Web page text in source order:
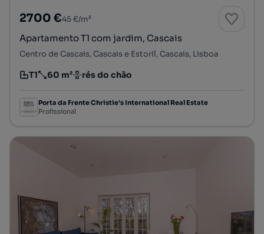
2700 €45 €/m²
Apartamento T1 com jardim, Cascais
Centro de Cascais, Cascais e Estoril, Cascais, Lisboa
Tipologia
T1
Preço por metro quadrado
60 m²
Andar rés do chão
Porta da Frente Christie's International Real Estate
Profissional